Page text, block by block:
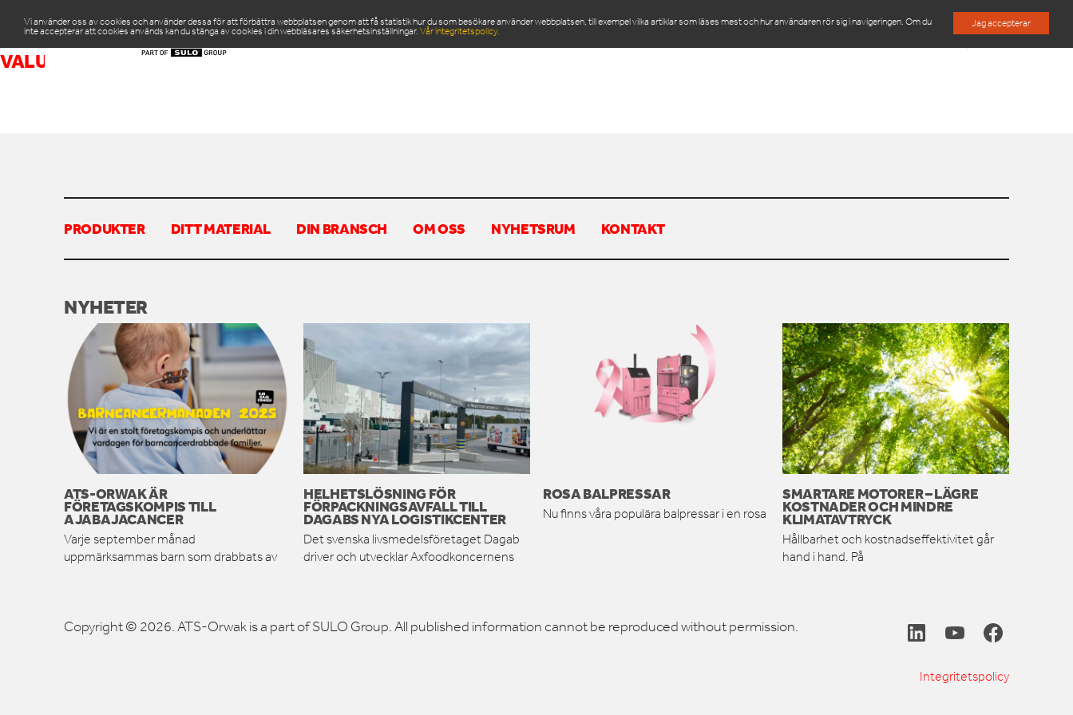
Jag accepterar
Vi använder oss av cookies och använder dessa för att förbättra webbplatsen genom att få statistik hur du som besökare använder webbplatsen, till exempel vilka artiklar som läses mest och hur användaren rör sig i navigeringen. Om du
inte accepterar att cookies används kan du stänga av cookies i din webbläsares säkerhetsinställningar.Vår integritetspolicy.
PRODUKTER SERVICE & RESERVDELAR
VALUEPACK
PRODUKTER DITT MATERIAL DIN BRANSCH OM OSS NYHETSRUM KONTAKT
NYHETER
ATS-ORWAK ÄR
FÖRETAGSKOMPIS TILL
AJABAJACANCER
Varje september månad
uppmärksammas barn som drabbats av
HELHETSLÖSNING FÖR
FÖRPACKNINGSAVFALL TILL
DAGABS NYA LOGISTIKCENTER
Det svenska livsmedelsföretaget Dagab
driver och utvecklar Axfoodkoncernens
ROSA BALPRESSAR
Nu finns våra populära balpressar i en rosa
SMARTARE MOTORER – LÄGRE
KOSTNADER OCH MINDRE
KLIMATAVTRYCK
Hållbarhet och kostnadseffektivitet går
hand i hand. På
Copyright © 2026. ATS-Orwak is a part of SULO Group. All published information cannot be reproduced without permission.
Integritetspolicy